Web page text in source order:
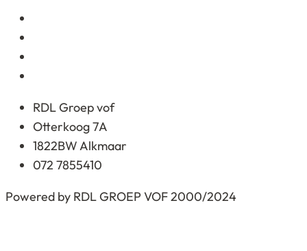
RDL Groep vof
Otterkoog 7A
1822BW Alkmaar
072 7855410
Powered by RDL GROEP VOF 2000/2024